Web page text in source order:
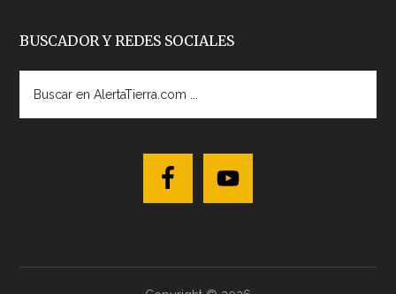
BUSCADOR Y REDES SOCIALES
AlertaTierra.com